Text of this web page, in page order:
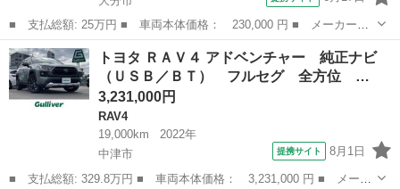
■ 支払総額: 25万円 ■ 車両本体価格： 230,000 円 ■ メーカー
名： トヨタ ■ 車種名： アクア ■ グレード名： Ｇ フルセグ
ＴＶ ＤＶＤ再生 ＥＴＣ ＡＢＳ ＡＵＴＯエアコン 運転席エア
バック 助手席エ...
大分 大分市 アクア
トヨタ ＲＡＶ４ アドベンチャー 純正ナビ
（ＵＳＢ／ＢＴ） フルセグ 全方位 …
3,231,000円
RAV4
19,000km
2022年
中津市
提携サイト 8月1日
■ 支払総額: 329.8万円 ■ 車両本体価格： 3,231,000 円 ■ メーカ